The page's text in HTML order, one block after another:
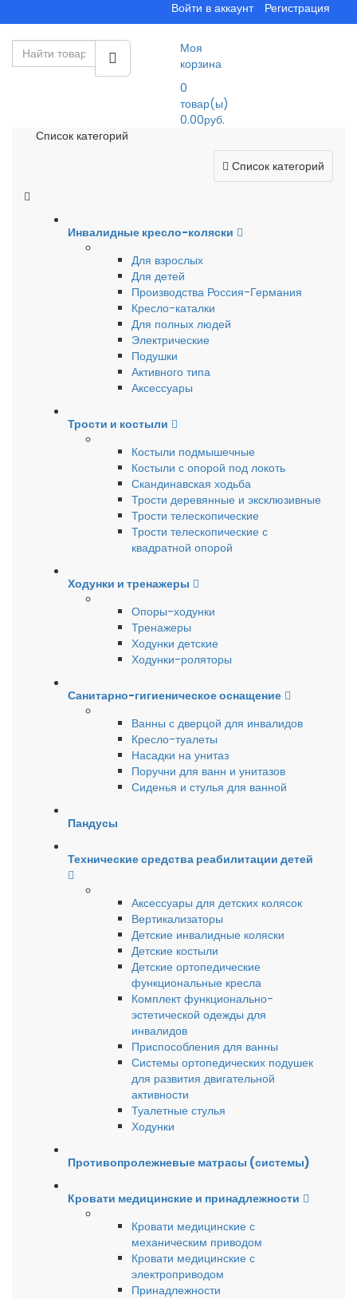
Войти в аккаунт Регистрация
Моя
корзина
0
товар(ы)
0.00руб.
Список категорий
Список категорий
Инвалидные кресло-коляски
Для взрослых
Для детей
Производства Россия-Германия
Кресло-каталки
Для полных людей
Электрические
Подушки
Активного типа
Аксессуары
Трости и костыли
Костыли подмышечные
Костыли с опорой под локоть
Скандинавская ходьба
Трости деревянные и эксклюзивные
Трости телескопические
Трости телескопические с
квадратной опорой
Ходунки и тренажеры
Опоры-ходунки
Тренажеры
Ходунки детские
Ходунки-роляторы
Санитарно-гигиеническое оснащение
Ванны с дверцой для инвалидов
Кресло-туалеты
Насадки на унитаз
Поручни для ванн и унитазов
Сиденья и стулья для ванной
Пандусы
Технические средства реабилитации детей
Аксессуары для детских колясок
Вертикализаторы
Детские инвалидные коляски
Детские костыли
Детские ортопедические
функциональные кресла
Комплект функционально-
эстетической одежды для
инвалидов
Приспособления для ванны
Системы ортопедических подушек
для развития двигательной
активности
Туалетные стулья
Ходунки
Противопролежневые матрасы (системы)
Кровати медицинские и принадлежности
Кровати медицинские с
механическим приводом
Кровати медицинские с
электроприводом
Принадлежности